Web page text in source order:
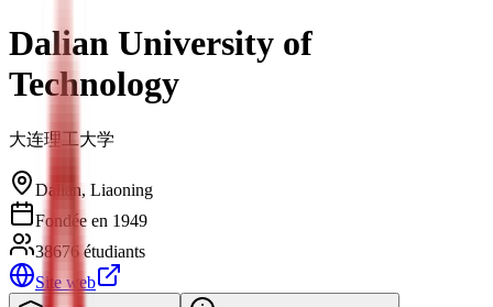
Dalian University of
Technology
大连理工大学
Dalian, Liaoning
Fondée en 1949
38676 étudiants
Site web